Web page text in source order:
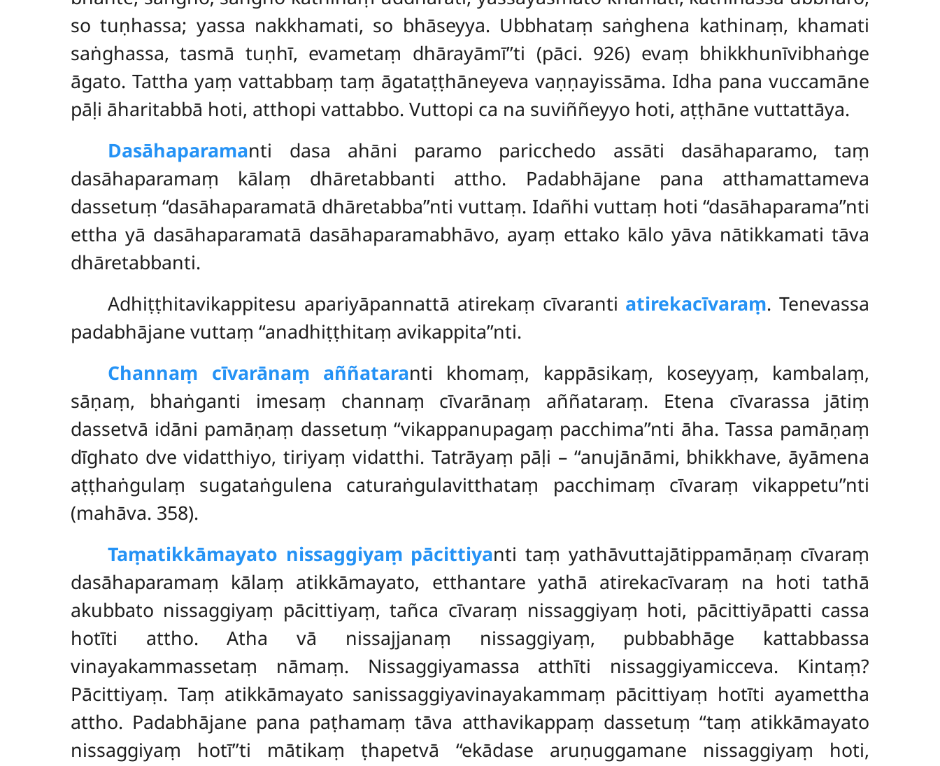
so tuṇhassa; yassa nakkhamati, so bhāseyya. Ubbhataṃ saṅghena kathinaṃ, khamati
saṅghassa, tasmā tuṇhī, evametaṃ dhārayāmī’’ti (pāci. 926) evaṃ bhikkhunīvibhaṅge
āgato. Tattha yaṃ vattabbaṃ taṃ āgataṭṭhāneyeva vaṇṇayissāma. Idha pana vuccamāne
pāḷi āharitabbā hoti, atthopi vattabbo. Vuttopi ca na suviññeyyo hoti, aṭṭhāne vuttattāya.
Dasāhaparamanti dasa ahāni paramo paricchedo assāti dasāhaparamo, taṃ
dasāhaparamaṃ kālaṃ dhāretabbanti attho. Padabhājane pana atthamattameva
dassetuṃ ‘‘dasāhaparamatā dhāretabba’’nti vuttaṃ. Idañhi vuttaṃ hoti ‘‘dasāhaparama’’nti
ettha yā dasāhaparamatā dasāhaparamabhāvo, ayaṃ ettako kālo yāva nātikkamati tāva
dhāretabbanti.
Adhiṭṭhitavikappitesu apariyāpannattā atirekaṃ cīvaranti atirekacīvaraṃ. Tenevassa
padabhājane vuttaṃ ‘‘anadhiṭṭhitaṃ avikappita’’nti.
Channaṃ cīvarānaṃ aññataranti khomaṃ, kappāsikaṃ, koseyyaṃ, kambalaṃ,
sāṇaṃ, bhaṅganti imesaṃ channaṃ cīvarānaṃ aññataraṃ. Etena cīvarassa jātiṃ
dassetvā idāni pamāṇaṃ dassetuṃ ‘‘vikappanupagaṃ pacchima’’nti āha. Tassa pamāṇaṃ
dīghato dve vidatthiyo, tiriyaṃ vidatthi. Tatrāyaṃ pāḷi – ‘‘anujānāmi, bhikkhave, āyāmena
aṭṭhaṅgulaṃ sugataṅgulena caturaṅgulavitthataṃ pacchimaṃ cīvaraṃ vikappetu’’nti
(mahāva. 358).
Taṃatikkāmayato nissaggiyaṃ pācittiyanti taṃ yathāvuttajātippamāṇaṃ cīvaraṃ
dasāhaparamaṃ kālaṃ atikkāmayato, etthantare yathā atirekacīvaraṃ na hoti tathā
akubbato nissaggiyaṃ pācittiyaṃ, tañca cīvaraṃ nissaggiyaṃ hoti, pācittiyāpatti cassa
hotīti attho. Atha vā nissajjanaṃ nissaggiyaṃ, pubbabhāge kattabbassa
vinayakammassetaṃ nāmaṃ. Nissaggiyamassa atthīti nissaggiyamicceva. Kintaṃ?
Pācittiyaṃ. Taṃ atikkāmayato sanissaggiyavinayakammaṃ pācittiyaṃ hotīti ayamettha
attho. Padabhājane pana paṭhamaṃ tāva atthavikappaṃ dassetuṃ ‘‘taṃ atikkāmayato
nissaggiyaṃ hotī’’ti mātikaṃ ṭhapetvā ‘‘ekādase aruṇuggamane nissaggiyaṃ hoti,